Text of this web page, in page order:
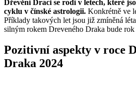
Dřevění Draci se rodí v letech, které
cyklu v čínské astrologii. Konkrétně ve
Příklady takových let jsou již zmíněná
silným rokem Dreveného Draka bude rok
Pozitivní aspekty v roce
Draka 2024